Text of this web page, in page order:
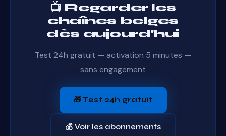
📺 Regarder les
chaînes belges
dès aujourd'hui
Test 24h gratuit — activation 5 minutes —
sans engagement
🎁 Test 24h gratuit
💰 Voir les abonnements